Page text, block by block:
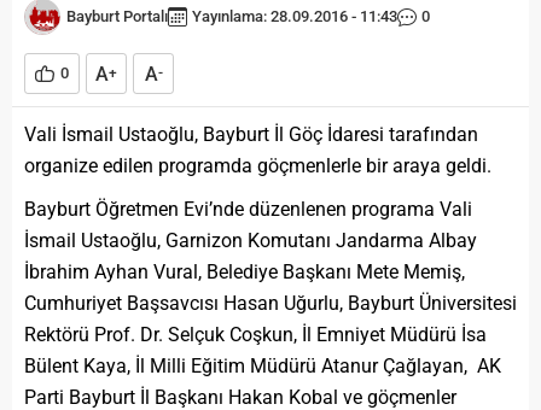
Bayburt Portalı Yayınlama: 28.09.2016 - 11:43 0
0 A+ A-
Vali İsmail Ustaoğlu, Bayburt İl Göç İdaresi tarafından
organize edilen programda göçmenlerle bir araya geldi.
Bayburt Öğretmen Evi’nde düzenlenen programa Vali
İsmail Ustaoğlu, Garnizon Komutanı Jandarma Albay
İbrahim Ayhan Vural, Belediye Başkanı Mete Memiş,
Cumhuriyet Başsavcısı Hasan Uğurlu, Bayburt Üniversitesi
Rektörü Prof. Dr. Selçuk Coşkun, İl Emniyet Müdürü İsa
Bülent Kaya, İl Milli Eğitim Müdürü Atanur Çağlayan, AK
Parti Bayburt İl Başkanı Hakan Kobal ve göçmenler